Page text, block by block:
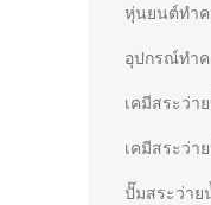
หุ่นยนต์ทำค
อุปกรณ์ทำ
เคมีสระว่า
เคมีสระว่า
ปั๊มสระว่าย